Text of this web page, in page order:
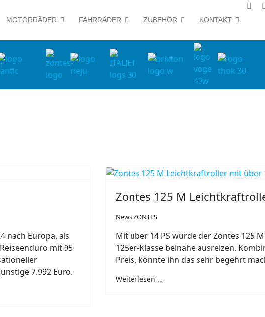
MOTORRÄDER FAHRRÄDER ZUBEHÖR KONTAKT
nach Europa, als
mit 95
7.992 Euro.
Zontes 125 M
News ZONTES
Mit über 14 PS würde der Zontes 125
125er-Klasse beinahe ausreizen.
Preis, könnte ihn das sehr begehrt
Weiterlesen …